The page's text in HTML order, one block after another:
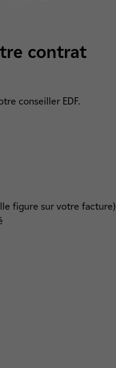
contrat
conseiller EDF.
figure sur votre facture)